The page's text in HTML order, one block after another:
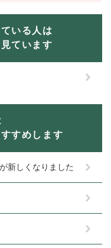
いる人は
ています
すめします
新しくなりました